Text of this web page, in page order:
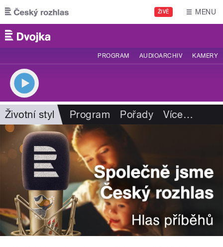
Přejít k hlavnímu obsahu
ŽIVĚ MENU
PROGRAM AUDIOARCHIV KAMERY
Životní styl Program Pořady Více…